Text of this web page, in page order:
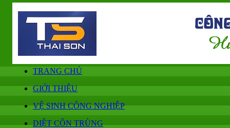
TRANG CHỦ
GIỚI THIỆU
VỆ SINH CÔNG NGHIỆP
DIỆT CÔN TRÙNG